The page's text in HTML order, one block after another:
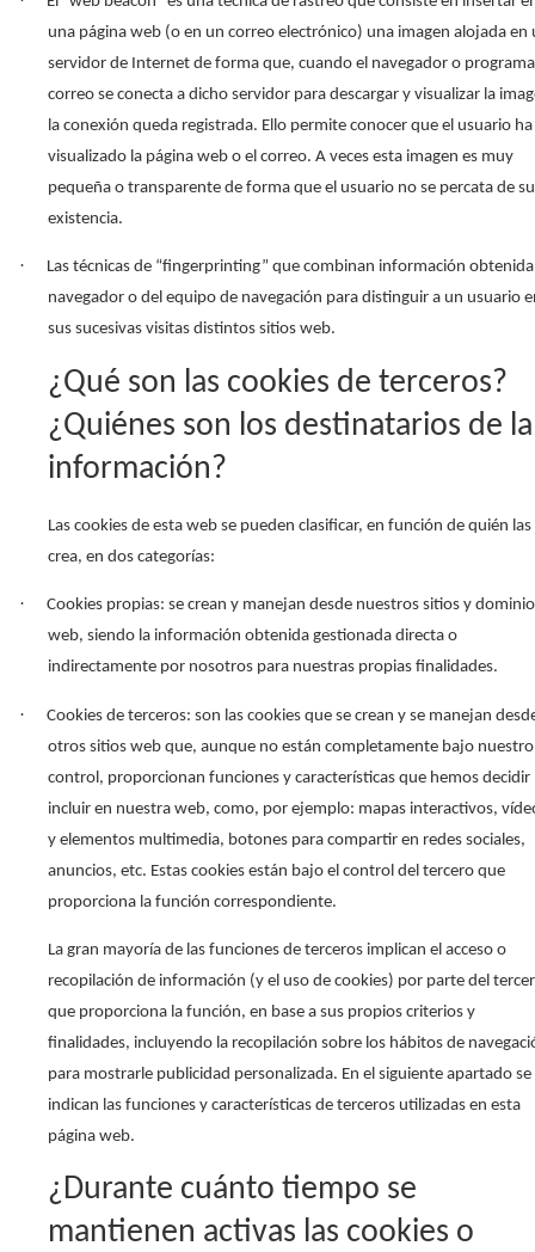
una página web (o en un correo electrónico) una imagen alojada en
servidor de Internet de forma que, cuando el navegador o
correo se conecta a dicho servidor para descargar y visualizar la
la conexión queda registrada. Ello permite conocer que el usuario ha
visualizado la página web o el correo. A veces esta imagen es muy
pequeña o transparente de forma que el usuario no se percata de su
existencia.
·
Las técnicas de “fingerprinting” que combinan información
navegador o del equipo de navegación para distinguir a un usuario
sus sucesivas visitas distintos sitios web.
¿Qué son las cookies de terceros?
¿Quiénes son los destinatarios de la
información?
Las cookies de esta web se pueden clasificar, en función de quién las
crea, en dos categorías:
·
Cookies propias: se crean y manejan desde nuestros sitios y
web, siendo la información obtenida gestionada directa o
indirectamente por nosotros para nuestras propias finalidades.
·
Cookies de terceros: son las cookies que se crean y se manejan
otros sitios web que, aunque no están completamente bajo nuestro
control, proporcionan funciones y características que hemos decidir
incluir en nuestra web, como, por ejemplo: mapas interactivos,
y elementos multimedia, botones para compartir en redes sociales,
anuncios, etc. Estas cookies están bajo el control del tercero que
proporciona la función correspondiente.
La gran mayoría de las funciones de terceros implican el acceso o
recopilación de información (y el uso de cookies) por parte del
que proporciona la función, en base a sus propios criterios y
finalidades, incluyendo la recopilación sobre los hábitos de
para mostrarle publicidad personalizada. En el siguiente apartado se
indican las funciones y características de terceros utilizadas en esta
página web.
¿Durante cuánto tiempo se
mantienen activas las cookies o